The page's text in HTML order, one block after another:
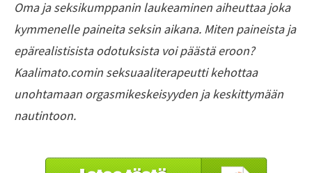
Oma ja seksikumppanin laukeaminen aiheuttaa joka
kymmenelle paineita seksin aikana. Miten paineista ja
epärealistisista odotuksista voi päästä eroon?
Kaalimato.comin seksuaaliterapeutti kehottaa
unohtamaan orgasmikeskeisyyden ja keskittymään
nautintoon.